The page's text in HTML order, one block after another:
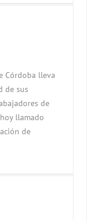
Córdoba lleva
de sus
de
llamado
de